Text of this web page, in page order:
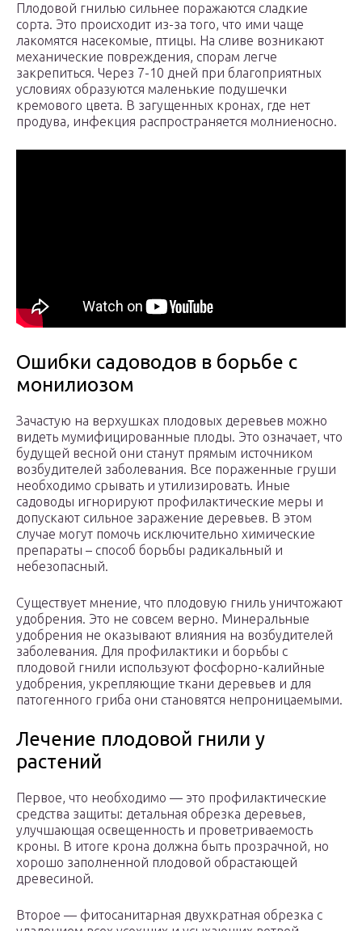
Плодовой гнилью сильнее поражаются сладкие
сорта. Это происходит из-за того, что ими чаще
лакомятся насекомые, птицы. На сливе возникают
механические повреждения, спорам легче
закрепиться. Через 7-10 дней при благоприятных
условиях образуются маленькие подушечки
кремового цвета. В загущенных кронах, где нет
продува, инфекция распространяется молниеносно.
Ошибки садоводов в борьбе с
монилиозом
Зачастую на верхушках плодовых деревьев можно
видеть мумифицированные плоды. Это означает, что
будущей весной они станут прямым источником
возбудителей заболевания. Все пораженные груши
необходимо срывать и утилизировать. Иные
садоводы игнорируют профилактические меры и
допускают сильное заражение деревьев. В этом
случае могут помочь исключительно химические
препараты – способ борьбы радикальный и
небезопасный.
Существует мнение, что плодовую гниль уничтожают
удобрения. Это не совсем верно. Минеральные
удобрения не оказывают влияния на возбудителей
заболевания. Для профилактики и борьбы с
плодовой гнили используют фосфорно-калийные
удобрения, укрепляющие ткани деревьев и для
патогенного гриба они становятся непроницаемыми.
Лечение плодовой гнили у
растений
Первое, что необходимо — это профилактические
средства защиты: детальная обрезка деревьев,
улучшающая освещенность и проветриваемость
кроны. В итоге крона должна быть прозрачной, но
хорошо заполненной плодовой обрастающей
древесиной.
Второе — фитосанитарная двухкратная обрезка с